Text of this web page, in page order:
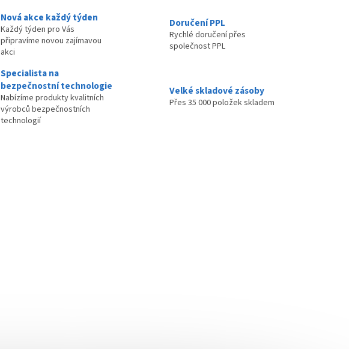
Nová akce každý týden
Každý týden pro Vás
připravíme novou zajímavou
akci
Doručení PPL
Rychlé doručení přes
společnost PPL
Specialista na
bezpečnostní technologie
Nabízíme produkty kvalitních
výrobců bezpečnostních
technologií
Velké skladové zásoby
Přes 35 000 položek skladem